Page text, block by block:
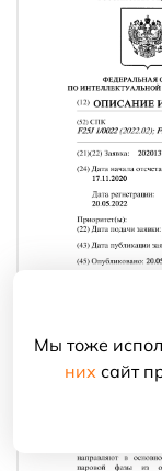
Мы тоже
нихсайт